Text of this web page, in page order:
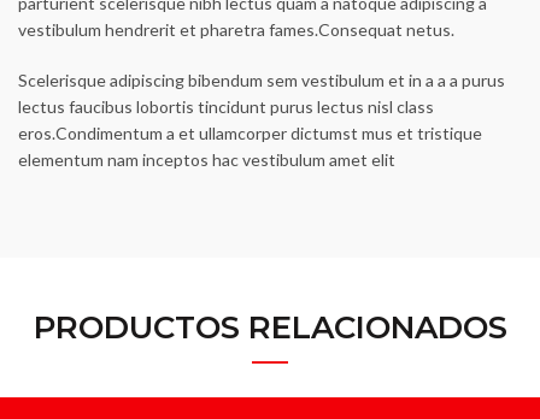
vestibulum hendrerit et pharetra fames.Consequat netus.
Scelerisque adipiscing bibendum sem vestibulum et in a a a purus
lectus faucibus lobortis tincidunt purus lectus nisl class
eros.Condimentum a et ullamcorper dictumst mus et tristique
elementum nam inceptos hac vestibulum amet elit
PRODUCTOS RELACIONADOS